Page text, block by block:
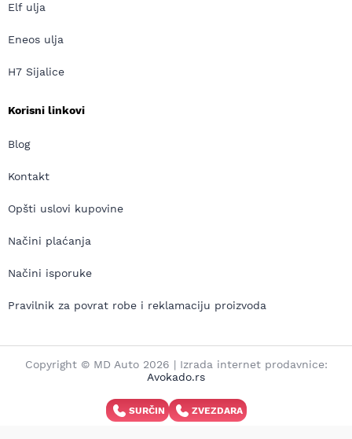
Elf ulja
Eneos ulja
H7 Sijalice
Korisni linkovi
Blog
Kontakt
Opšti uslovi kupovine
Načini plaćanja
Načini isporuke
Pravilnik za povrat robe i reklamaciju proizvoda
Copyright © MD Auto 2026 | Izrada internet prodavnice:
Avokado.rs
SURČIN ZVEZDARA